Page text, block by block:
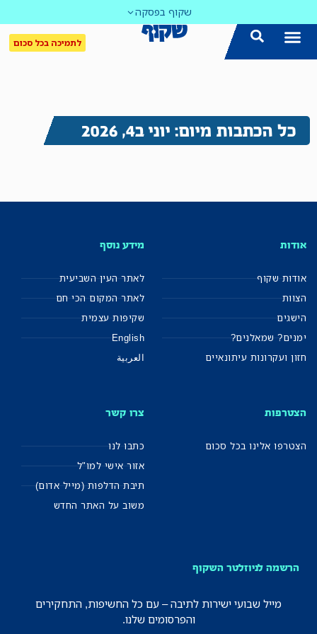
שקוף בפסקה
לתמיכה בכל סכום
כל הכתבות מיום: יוני ב4, 2026
אודות
אודות שקוף
הצוות
הישגים
ימנים? שמאלנים?
חזון ועקרונות עיתונאיים
מידע נוסף
לאתר העין השביעית
לאתר המקום הכי חם
שקיפות עצמית
English
العربية
הצטרפות
הצטרפו אלינו בכל סכום
צרו קשר
כתבו לנו
אזור אישי למו"ל
תיבת הדלפות (מייל אדום)
משוב על האתר החדש
הרשמה לניוזלטר השקוף
מייל שבועי ישירות לתיבה – עם כל החשיפות, התחקירים
והפרסומים שלנו.